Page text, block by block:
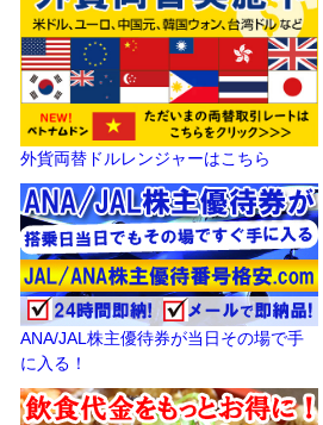
外貨両替ドルレンジャーはこちら
ANA/JAL株主優待券が当日その場で手
に入る！